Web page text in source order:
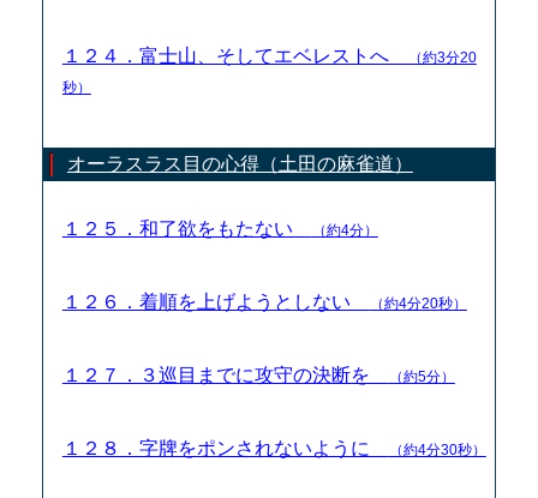
１２４．富士山、そしてエベレストへ
（約3分20
秒）
オーラスラス目の心得（土田の麻雀道）
１２５．和了欲をもたない （約4分）
１２６．着順を上げようとしない （約4分20秒）
１２７．３巡目までに攻守の決断を （約5分）
１２８．字牌をポンされないように （約4分30秒）